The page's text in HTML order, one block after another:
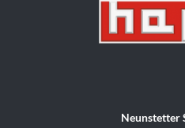
Neunstetter